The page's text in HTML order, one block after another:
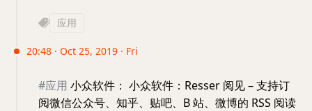
应用
20:48 · Oct 25, 2019 · Fri
#应用 小众软件： 小众软件：Resser 阅见 – 支持订
阅微信公众号、知乎、贴吧、B 站、微博的 RSS 阅读